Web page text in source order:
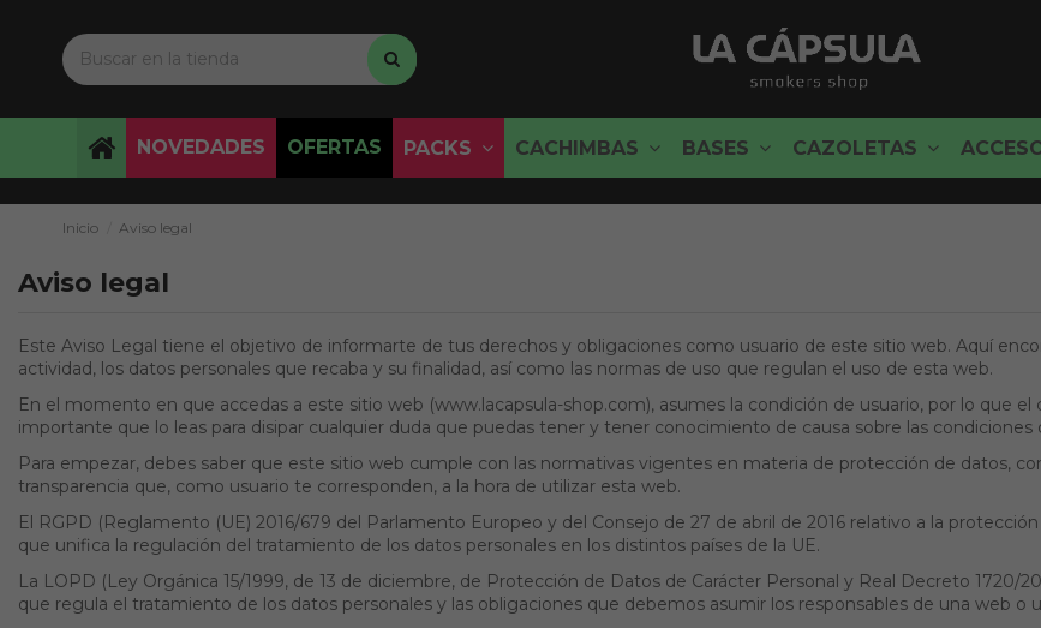
NOVEDADES OFERTAS PACKS CACHIMBAS BASES CAZOLETAS
Inicio Aviso legal
Aviso legal
Este Aviso Legal tiene el objetivo de informarte de tus derechos y obligaciones como usuario de este sitio web. Aquí
actividad, los datos personales que recaba y su finalidad, así como las normas de uso que regulan el uso de esta web.
En el momento en que accedas a este sitio web (www.lacapsula-shop.com), asumes la condición de usuario, por lo que
importante que lo leas para disipar cualquier duda que puedas tener y tener conocimiento de causa sobre las condiciones
Para empezar, debes saber que este sitio web cumple con las normativas vigentes en materia de protección de datos,
transparencia que, como usuario te corresponden, a la hora de utilizar esta web.
El RGPD (Reglamento (UE) 2016/679 del Parlamento Europeo y del Consejo de 27 de abril de 2016 relativo a la
que unifica la regulación del tratamiento de los datos personales en los distintos países de la UE.
La LOPD (Ley Orgánica 15/1999, de 13 de diciembre, de Protección de Datos de Carácter Personal y Real Decreto 1720/
que regula el tratamiento de los datos personales y las obligaciones que debemos asumir los responsables de una web o